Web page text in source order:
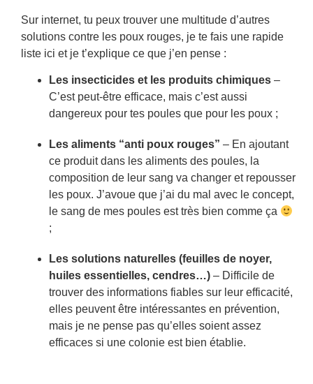
Sur internet, tu peux trouver une multitude d’autres
solutions contre les poux rouges, je te fais une rapide
liste ici et je t’explique ce que j’en pense :
Les insecticides et les produits chimiques –
C’est peut-être efficace, mais c’est aussi
dangereux pour tes poules que pour les poux ;
Les aliments “anti poux rouges” – En ajoutant
ce produit dans les aliments des poules, la
composition de leur sang va changer et repousser
les poux. J’avoue que j’ai du mal avec le concept,
le sang de mes poules est très bien comme ça
;
Les solutions naturelles (feuilles de noyer,
huiles essentielles, cendres…) – Difficile de
trouver des informations fiables sur leur efficacité,
elles peuvent être intéressantes en prévention,
mais je ne pense pas qu’elles soient assez
efficaces si une colonie est bien établie.